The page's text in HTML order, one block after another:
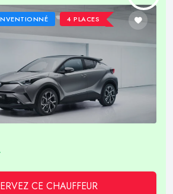
4 PLACES
CE CHAUFFEUR